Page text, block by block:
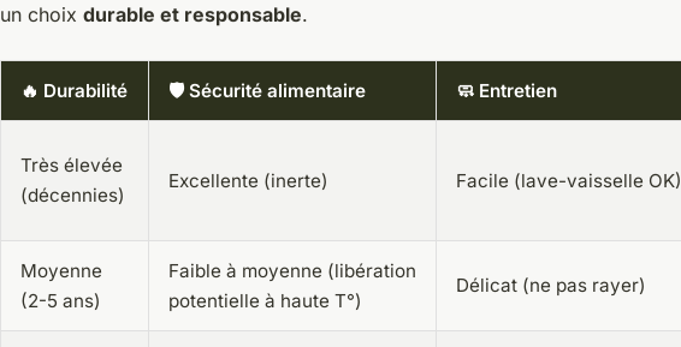
un choix durable et responsable.
🔥 Durabilité 🛡️ Sécurité alimentaire 🧼 Entretien
Très élevée
(décennies)
Excellente (inerte) Facile (lave-vaisselle OK)
Moyenne
(2-5 ans)
Faible à moyenne (libération
potentielle à haute T°)
Délicat (ne pas rayer)